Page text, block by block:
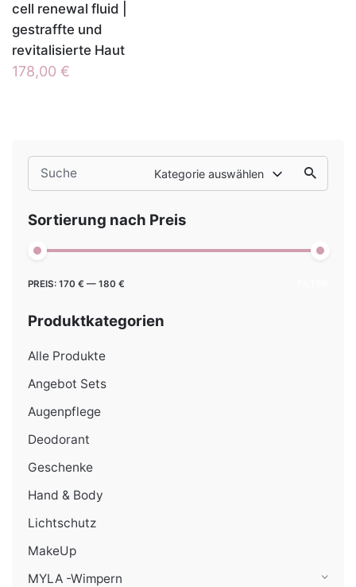
Search
for
Kategorie auswählen
Sortierung nach Preis
Min.
Max.
PREIS: 170 € — 180 €
Produktkategorien
Alle Produkte
Angebot Sets
Augenpflege
Deodorant
Geschenke
Hand & Body
Lichtschutz
MakeUp
MYLA -Wimpern
cell renewal fluid |
gestraffte und
revitalisierte Haut
178,00 €